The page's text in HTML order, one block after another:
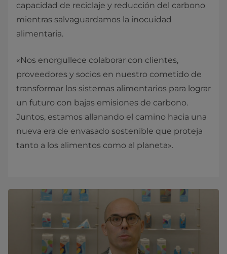
capacidad de reciclaje y reducción del carbono
mientras salvaguardamos la inocuidad
alimentaria.
«Nos enorgullece colaborar con clientes,
proveedores y socios en nuestro cometido de
transformar los sistemas alimentarios para lograr
un futuro con bajas emisiones de carbono.
Juntos, estamos allanando el camino hacia una
nueva era de envasado sostenible que proteja
tanto a los alimentos como al planeta».